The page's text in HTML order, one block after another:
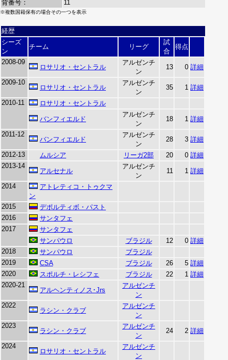
背番号：
11
※複数国籍保有の場合その一つを表示
経歴
シーズ
ン
チーム リーグ
試
合
得点
2008-09
ロサリオ・セントラル
アルゼンチ
ン
13 0 詳細
2009-10
ロサリオ・セントラル
アルゼンチ
ン
35 1 詳細
2010-11
ロサリオ・セントラル
バンフィエルド
アルゼンチ
ン
18 1 詳細
2011-12
バンフィエルド
アルゼンチ
ン
28 3 詳細
2012-13
ムルシア リーガ2部 20 0 詳細
2013-14
アルセナル
アルゼンチ
ン
11 1 詳細
2014
アトレティコ・トゥクマ
ン
2015
デポルティボ・パスト
2016
サンタフェ
2017
サンタフェ
サンパウロ
ブラジル 12 0 詳細
2018
サンパウロ
ブラジル
2019
CSA ブラジル 26 5 詳細
2020
スポルチ・レシフェ ブラジル 22 1 詳細
2020-21
アルヘンティノス･Jrs
アルゼンチ
ン
2022
ラシン・クラブ
アルゼンチ
ン
2023
ラシン・クラブ
アルゼンチ
ン
24 2 詳細
2024
ロサリオ・セントラル
アルゼンチ
ン